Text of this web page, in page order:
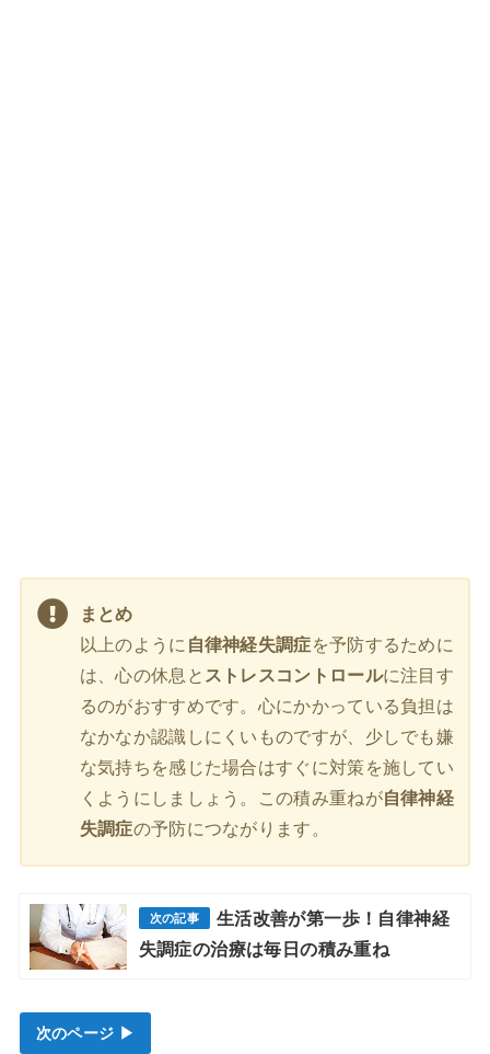
まとめ
以上のように 自律神経失調症を予防するために
は、心の休息と ストレスコントロールに注目す
るのがおすすめです。心にかかっている負担は
なかなか認識しにくいものですが、少しでも嫌
な気持ちを感じた場合はすぐに対策を施してい
くようにしましょう。この積み重ねが自律神経
失調症の予防につながります。
生活改善が第一歩！自律神経
失調症の治療は毎日の積み重ね
次のページ ▶